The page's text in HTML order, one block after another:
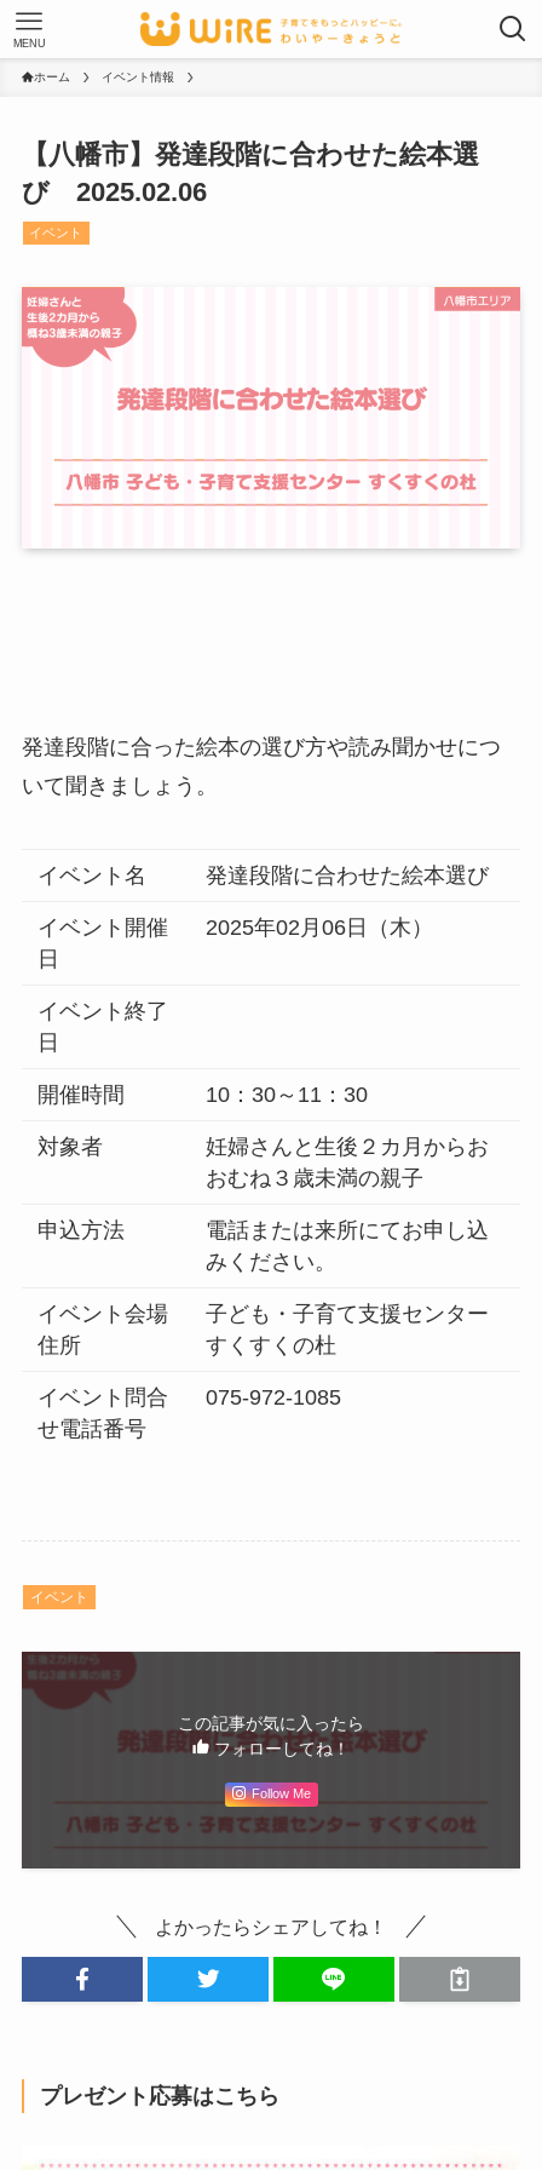
MENU
ホーム イベント情報
【八幡市】発達段階に合わせた絵本選
び 2025.02.06
イベント
発達段階に合った絵本の選び方や読み聞かせにつ
いて聞きましょう。
イベント名 発達段階に合わせた絵本選び
イベント開催
日
2025年02月06日（木）
イベント終了
日
開催時間 10：30～11：30
対象者
妊婦さんと生後２カ月からお
おむね３歳未満の親子
申込方法
電話または来所にてお申し込
みください。
イベント会場
住所
子ども・子育て支援センター
すくすくの杜
イベント問合
せ電話番号
075-972-1085
イベント
この記事が気に入ったら
フォローしてね！
Follow Me
よかったらシェアしてね！
プレゼント応募はこちら